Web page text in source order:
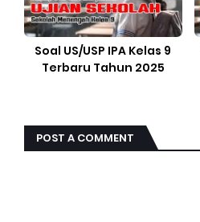
Soal US/USP IPA Kelas 9
Terbaru Tahun 2025
POST A COMMENT